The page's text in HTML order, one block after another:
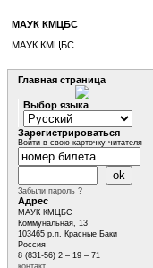
МАУК КМЦБС
МАУК КМЦБС
Главная страница
Выбор языка
Зарегистрироваться
Войти в свою карточку читателя
Забыли пароль ?
Адрес
МАУК КМЦБС
Коммунальная, 13
103465 р.п. Красные Баки
Россия
8 (831-56) 2 – 19 – 71
контакт